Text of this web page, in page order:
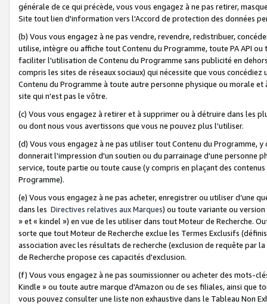
générale de ce qui précède, vous vous engagez à ne pas retirer,
Site tout lien d'information vers l'Accord de protection des données
(b) Vous vous engagez à ne pas vendre, revendre, redistribuer,
utilise, intègre ou affiche tout Contenu du Programme, toute PA API
faciliter l'utilisation de Contenu du Programme sans publicité en
compris les sites de réseaux sociaux) qui nécessite que vous
Contenu du Programme à toute autre personne physique ou morale
site qui n'est pas le vôtre.
(c) Vous vous engagez à retirer et à supprimer ou à détruire dans les
ou dont nous vous avertissons que vous ne pouvez plus l'utiliser.
(d) Vous vous engagez à ne pas utiliser tout Contenu du Programme,
donnerait l'impression d'un soutien ou du parrainage d'une personne
service, toute partie ou toute cause (y compris en plaçant des
Programme).
(e) Vous vous engagez à ne pas acheter, enregistrer ou utiliser d’une
dans les Directives relatives aux Marques) ou toute variante ou
» et « kindel ») en vue de les utiliser dans tout Moteur de Recherche.
sorte que tout Moteur de Recherche exclue les Termes Exclusifs
association avec les résultats de recherche (exclusion de requête
de Recherche propose ces capacités d'exclusion.
(f) Vous vous engagez à ne pas soumissionner ou acheter des mots-
Kindle » ou toute autre marque d'Amazon ou de ses filiales, ainsi que
vous pouvez consulter une liste non exhaustive dans le Tableau Non